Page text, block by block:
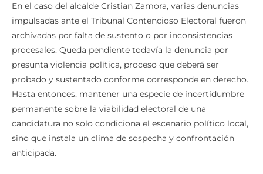
En el caso del alcalde Cristian Zamora, varias denuncias
impulsadas ante el Tribunal Contencioso Electoral fueron
archivadas por falta de sustento o por inconsistencias
procesales. Queda pendiente todavía la denuncia por
presunta violencia política, proceso que deberá ser
probado y sustentado conforme corresponde en derecho.
Hasta entonces, mantener una especie de incertidumbre
permanente sobre la viabilidad electoral de una
candidatura no solo condiciona el escenario político local,
sino que instala un clima de sospecha y confrontación
anticipada.